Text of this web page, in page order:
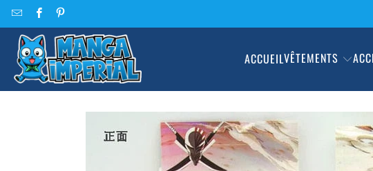
ACCUEILVÊTEMENTS